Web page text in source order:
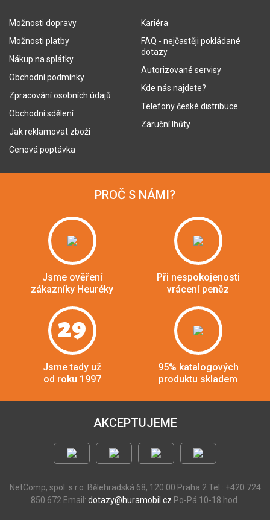
Možnosti dopravy
Možnosti platby
Nákup na splátky
Obchodní podmínky
Zpracování osobních údajů
Obchodní sdělení
Jak reklamovat zboží
Cenová poptávka
Kariéra
FAQ - nejčastěji pokládané
dotazy
Autorizované servisy
Kde nás najdete?
Telefony české distribuce
Záruční lhůty
PROČ S NÁMI?
Jsme ověření
zákazníky Heuréky
Při nespokojenosti
vrácení peněz
29
Jsme tady už
od roku 1997
95% katalogových
produktu skladem
AKCEPTUJEME
NetComp, spol. s r.o. Bělehradská 68, 120 00 Praha 2 Tel.: +420 724
850 672 Email: dotazy@huramobil.cz Po-Pá 10-18 hod.